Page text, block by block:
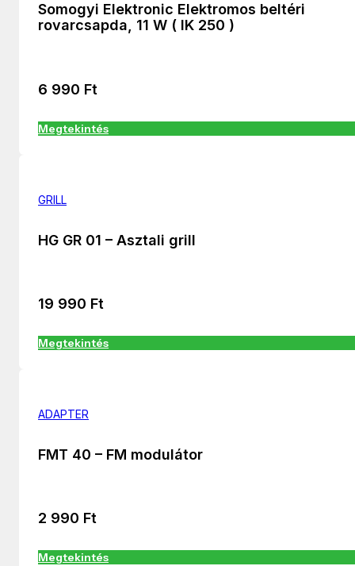
Somogyi Elektronic Elektromos beltéri
rovarcsapda, 11 W ( IK 250 )
6 990 Ft
Megtekintés
GRILL
HG GR 01 – Asztali grill
19 990 Ft
Megtekintés
ADAPTER
FMT 40 – FM modulátor
2 990 Ft
Megtekintés